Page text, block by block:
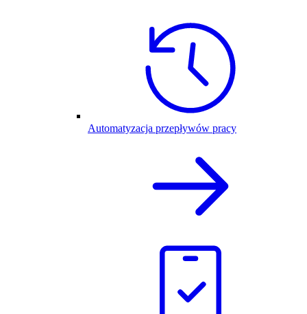
Automatyzacja przepływów pracy